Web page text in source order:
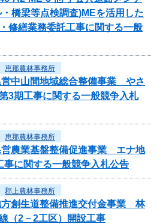
橋梁等点検調査)MEを活用した
修繕業務委託工事に関する一般
恵那農林事務所
営中山間地域総合整備事業 やさ
3期工事に関する一般競争入札
恵那農林事務所
営農業基盤整備促進事業 エナ地
に関する一般競争入札公告
郡上農林事務所
方創生道整備推進交付金事業 林
（2－2工区）開設工事